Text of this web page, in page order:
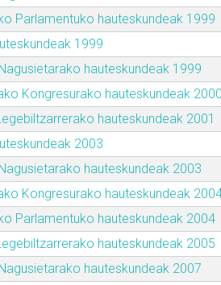
Parlamentuko hauteskundeak 1999
1999
hauteskundeak 1999
Kongresurako hauteskundeak 2000
hauteskundeak 2001
2003
hauteskundeak 2003
Kongresurako hauteskundeak
Parlamentuko hauteskundeak 2004
hauteskundeak 2005
hauteskundeak 2007